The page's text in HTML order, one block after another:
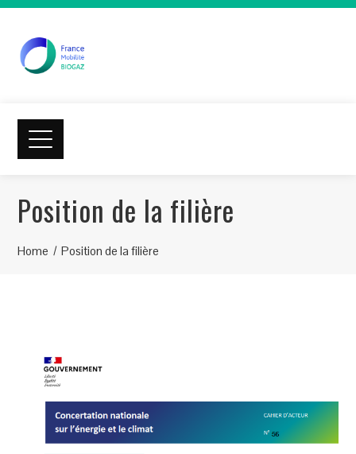
Position de la filière
Home Position de la filière